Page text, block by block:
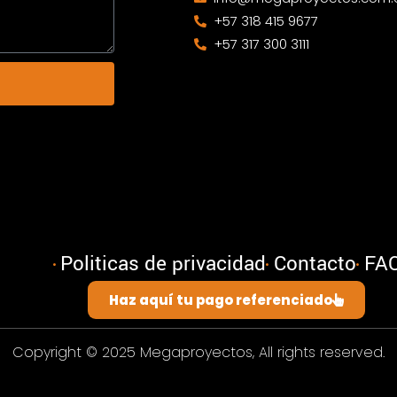
+57 318 415 9677
+57 317 300 3111
Politicas de privacidad Contacto
Haz aquí tu pago referenciado
Copyright © 2025 Megaproyectos, All rights reserved.